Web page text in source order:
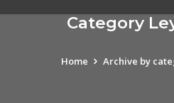
Category
Home Archive by